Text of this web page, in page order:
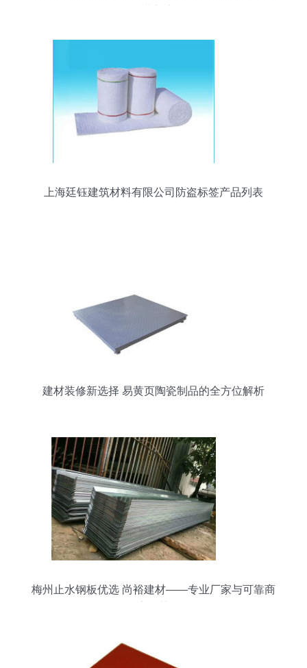
上海廷钰建筑材料有限公司防盗标签产品列表
建材装修新选择 易黄页陶瓷制品的全方位解析
梅州止水钢板优选 尚裕建材——专业厂家与可靠商